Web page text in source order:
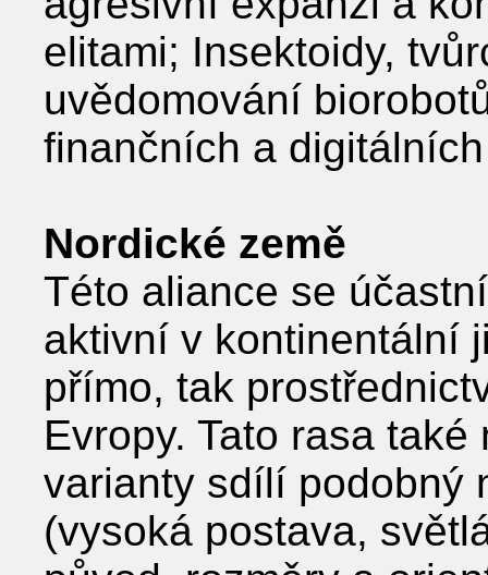
elitami; Insektoidy,
uvědomování
finančních a
Nordické země
Této aliance se
aktivní v kontinentální
přímo, tak
Evropy. Tato rasa
varianty sdílí podobný
(vysoká postava,